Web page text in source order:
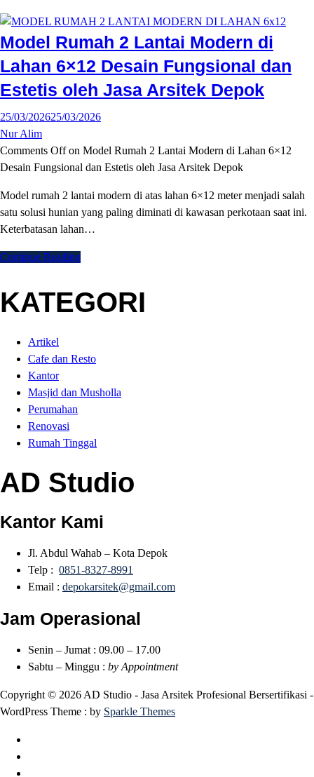
Model Rumah 2 Lantai Modern di
Lahan 6×12 Desain Fungsional dan
Estetis oleh Jasa Arsitek Depok
25/03/202625/03/2026
Nur Alim
Comments Offon Model Rumah 2 Lantai Modern di Lahan 6×12
Desain Fungsional dan Estetis oleh Jasa Arsitek Depok
Model rumah 2 lantai modern di atas lahan 6×12 meter menjadi salah
satu solusi hunian yang paling diminati di kawasan perkotaan saat ini.
Keterbatasan lahan…
Continue Reading
KATEGORI
Artikel
Cafe dan Resto
Kantor
Masjid dan Musholla
Perumahan
Renovasi
Rumah Tinggal
AD Studio
Kantor Kami
Jl. Abdul Wahab – Kota Depok
Telp : 0851-8327-8991
Email : depokarsitek@gmail.com
Jam Operasional
Senin – Jumat : 09.00 – 17.00
Sabtu – Minggu : by Appointment
Copyright © 2026 AD Studio - Jasa Arsitek Profesional Bersertifikasi -
WordPress Theme : by Sparkle Themes